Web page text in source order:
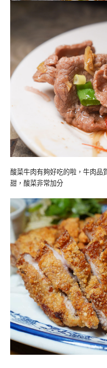
酸菜牛肉有夠好吃的啦，牛肉品
甜，酸菜非常加分